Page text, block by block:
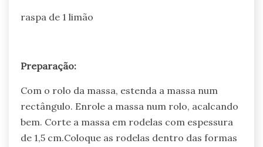
raspa de 1 limão
Preparação:
Com o rolo da massa, estenda a massa num
rectângulo. Enrole a massa num rolo, acalcando
bem. Corte a massa em rodelas com espessura
de 1,5 cm.Coloque as rodelas dentro das formas